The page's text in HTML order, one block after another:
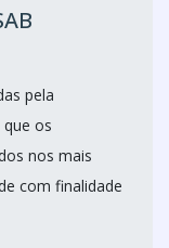
pela
os
nos mais
com finalidade